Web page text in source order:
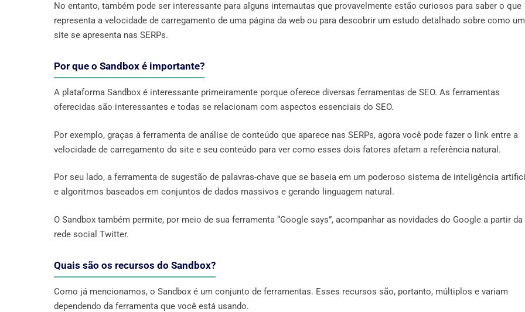
No entanto, também pode ser interessante para alguns internautas que provavelmente estão curiosos para saber o que
representa a velocidade de carregamento de uma página da web ou para descobrir um estudo detalhado sobre como um
site se apresenta nas SERPs.
Por que o Sandbox é importante?
A plataforma Sandbox é interessante primeiramente porque oferece diversas ferramentas de SEO. As ferramentas
oferecidas são interessantes e todas se relacionam com aspectos essenciais do SEO.
Por exemplo, graças à ferramenta de análise de conteúdo que aparece nas SERPs, agora você pode fazer o link entre a
velocidade de carregamento do site e seu conteúdo para ver como esses dois fatores afetam a referência natural.
Por seu lado, a ferramenta de sugestão de palavras-chave que se baseia em um poderoso sistema de inteligência
e algoritmos baseados em conjuntos de dados massivos e gerando linguagem natural.
O Sandbox também permite, por meio de sua ferramenta “Google says”, acompanhar as novidades do Google a partir da
rede social Twitter.
Quais são os recursos do Sandbox?
Como já mencionamos, o Sandbox é um conjunto de ferramentas. Esses recursos são, portanto, múltiplos e variam
dependendo da ferramenta que você está usando.